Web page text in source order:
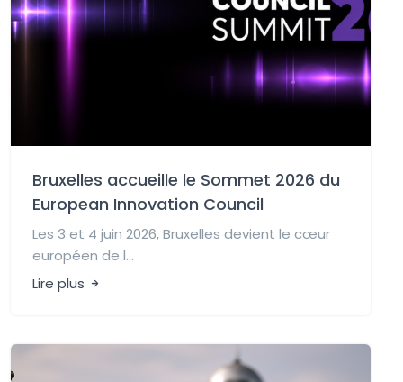
Bruxelles accueille le Sommet 2026 du
European Innovation Council
Les 3 et 4 juin 2026, Bruxelles devient le cœur
européen de l...
Lire plus